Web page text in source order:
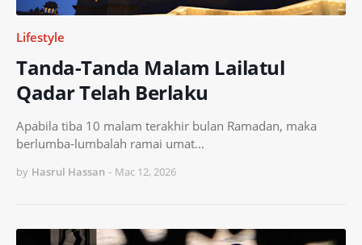
Lifestyle
Tanda-Tanda Malam Lailatul
Qadar Telah Berlaku
Apabila tiba 10 malam terakhir bulan Ramadan, maka
berlumba-lumbalah ramai umat…
by Hasrul Hassan - Mac 12, 2026